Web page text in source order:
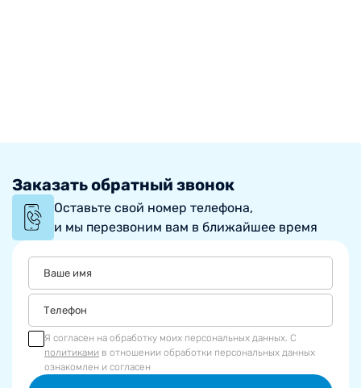
Заказать обратный звонок
Оставьте свой номер телефона,
и мы перезвоним вам в ближайшее время
Я согласен на обработку моих персональных данных. С
политиками в отношении обработки персональных данных
ознакомлен и согласен